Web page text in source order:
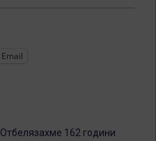
Email
Отбелязахме 162 години